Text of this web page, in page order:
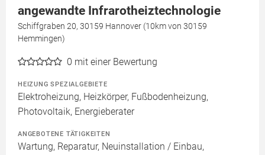
angewandte Infrarotheiztechnologie
Schiffgraben 20, 30159 Hannover (10km von 30159
Hemmingen)
0 mit einer Bewertung
HEIZUNG SPEZIALGEBIETE
Elektroheizung, Heizkörper, Fußbodenheizung,
Photovoltaik, Energieberater
ANGEBOTENE TÄTIGKEITEN
Wartung, Reparatur, Neuinstallation / Einbau,